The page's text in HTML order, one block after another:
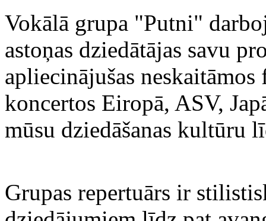
Vokālā grupa "Putni"
astoņas dziedātājas savu
apliecinājušas
koncertos Eiropā, ASV,
mūsu dziedāšanas kultūru
Grupas repertuārs ir